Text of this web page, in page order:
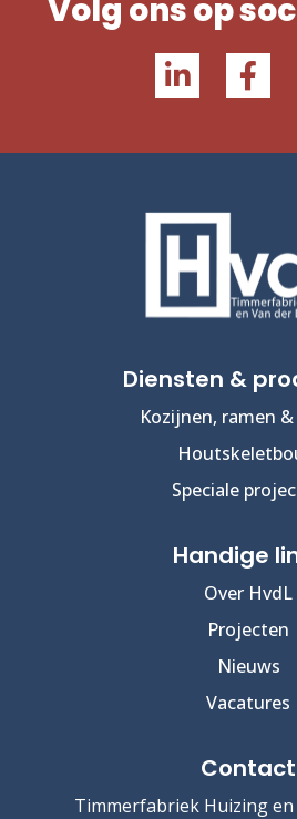
Volg ons op
Diensten &
Kozijnen, ramen
Speciale
Handige
Over HvdL
Projecten
Nieuws
Vacatures
Contact
Timmerfabriek Huizing en